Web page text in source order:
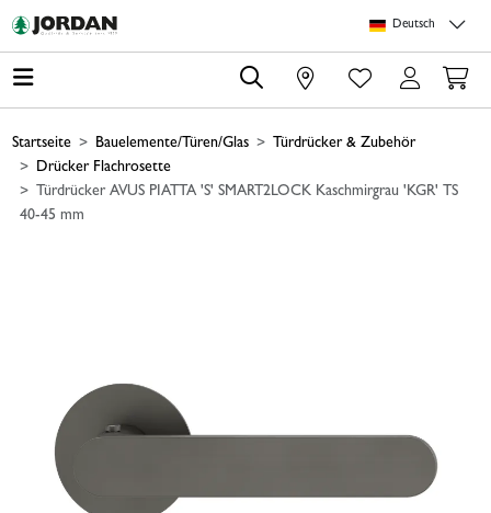
Deutsch
0
Startseite Bauelemente/Türen/Glas
Türdrücker & Zubehör
Drücker Flachrosette
Türdrücker AVUS PIATTA 'S' SMART2LOCK Kaschmirgrau 'KGR' TS
40-45 mm